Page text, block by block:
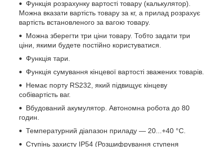
Функція розрахунку вартості товару (калькулятор).
Можна вказати вартість товару за кг, а прилад розрахує
вартість встановленого за вагою товару.
Можна зберегти три ціни товару. Тобто задати три
ціни, якими будете постійно користуватися.
Функція тари.
Функція сумування кінцевої вартості зважених товарів.
Немає порту RS232, який підвищує кінцеву
собівартість ваг.
Вбудований акумулятор. Автономна робота до 80
годин.
Температурний діапазон приладу — 20...+40 °C.
Ступінь захисту IP54 (Розшифрування ступеня